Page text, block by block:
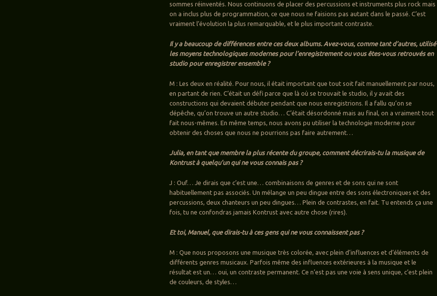
sommes réinventés. Nous continuons de placer des percussions et instruments plus rock mais
on a inclus plus de programmation, ce que nous ne faisions pas autant dans le passé. C’est
vraiment l’évolution la plus remarquable, et le plus important contraste.
Il y a beaucoup de différences entre ces deux albums. Avez-vous, comme tant d’autres, utilisé
les moyens technologiques modernes pour l’enregistrement ou vous êtes-vous retrouvés en
studio pour enregistrer ensemble ?
M : Les deux en réalité. Pour nous, il était important que tout soit fait manuellement par nous,
en partant de rien. C’était un défi parce que là où se trouvait le studio, il y avait des
constructions qui devaient débuter pendant que nous enregistrions. Il a fallu qu’on se
dépêche, qu’on trouve un autre studio… C’était désordonné mais au final, on a vraiment tout
fait nous-mêmes. En même temps, nous avons pu utiliser la technologie moderne pour
obtenir des choses que nous ne pourrions pas faire autrement…
Julia, en tant que membre la plus récente du groupe, comment décrirais-tu la musique de
Kontrust à quelqu’un qui ne vous connais pas ?
J : Ouf… Je dirais que c’est une… combinaisons de genres et de sons qui ne sont
habituellement pas associés. Un mélange un peu dingue entre des sons électroniques et des
percussions, deux chanteurs un peu dingues… Plein de contrastes, en fait. Tu entends ça une
fois, tu ne confondras jamais Kontrust avec autre chose (rires).
Et toi, Manuel, que dirais-tu à ces gens qui ne vous connaissent pas ?
M : Que nous proposons une musique très colorée, avec plein d’influences et d’éléments de
différents genres musicaux. Parfois même des influences extérieures à la musique et le
résultat est un… oui, un contraste permanent. Ce n’est pas une voie à sens unique, c’est plein
de couleurs, de styles…